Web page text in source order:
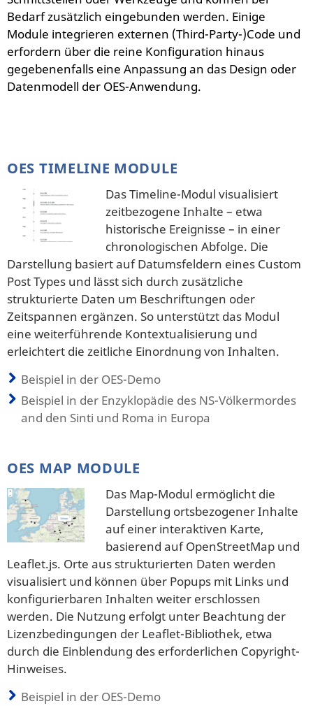
Bedarf zusätzlich eingebunden werden. Einige
Module integrieren externen (Third-Party-)Code und
erfordern über die reine Konfiguration hinaus
gegebenenfalls eine Anpassung an das Design oder
Datenmodell der OES-Anwendung.
OES TIMELINE MODULE
Das Timeline-Modul visualisiert
zeitbezogene Inhalte – etwa
historische Ereignisse – in einer
chronologischen Abfolge. Die
Darstellung basiert auf Datumsfeldern eines Custom
Post Types und lässt sich durch zusätzliche
strukturierte Daten um Beschriftungen oder
Zeitspannen ergänzen. So unterstützt das Modul
eine weiterführende Kontextualisierung und
erleichtert die zeitliche Einordnung von Inhalten.
Beispiel in der OES-Demo
Beispiel in der Enzyklopädie des NS-Völkermordes
and den Sinti und Roma in Europa
OES MAP MODULE
Das Map-Modul ermöglicht die
Darstellung ortsbezogener Inhalte
auf einer interaktiven Karte,
basierend auf OpenStreetMap und
Leaflet.js. Orte aus strukturierten Daten werden
visualisiert und können über Popups mit Links und
konfigurierbaren Inhalten weiter erschlossen
werden. Die Nutzung erfolgt unter Beachtung der
Lizenzbedingungen der Leaflet-Bibliothek, etwa
durch die Einblendung des erforderlichen Copyright-
Hinweises.
Beispiel in der OES-Demo